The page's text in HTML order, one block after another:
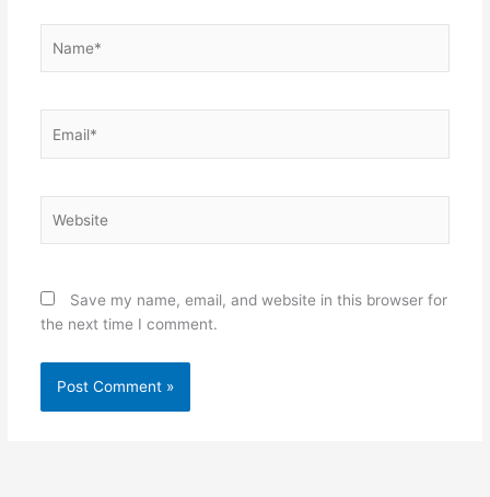
Save my name, email, and website in this browser for
the next time I comment.